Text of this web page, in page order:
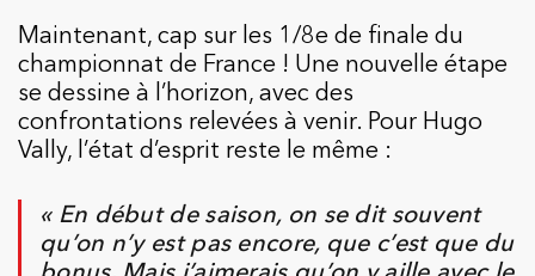
Maintenant, cap sur les 1/8e de finale du
championnat de France ! Une nouvelle étape
se dessine à l’horizon, avec des
confrontations relevées à venir. Pour Hugo
Vally, l’état d’esprit reste le même :
« En début de saison, on se dit souvent
qu’on n’y est pas encore, que c’est que du